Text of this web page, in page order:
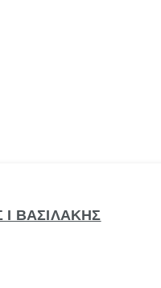
Ι ΒΑΣΙΛΑΚΗΣ